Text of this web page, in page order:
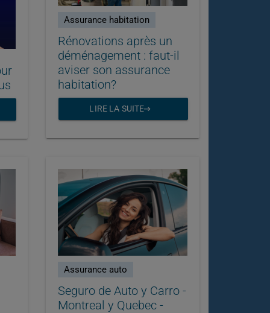
Assurance habitation
Rénovations après un
déménagement : faut-il
aviser son assurance
habitation?
LIRE LA SUITE
Assurance auto
Seguro de Auto y Carro -
Montreal y Quebec -